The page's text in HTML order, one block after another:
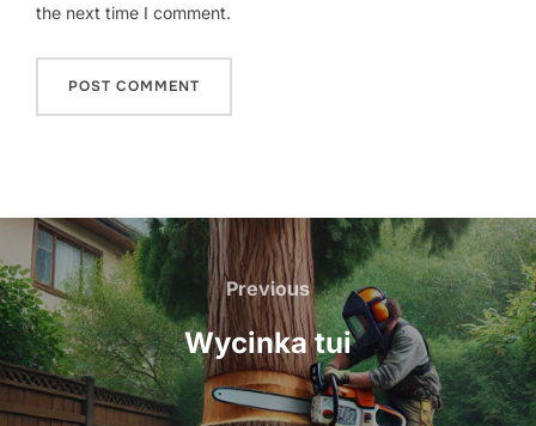
the next time I comment.
Nawigacja
wpisu
Previous
Previous
Wycinka tui